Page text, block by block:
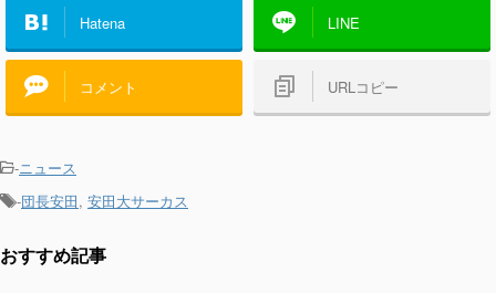
Hatena LINE
コメント URLコピー
-ニュース
-団長安田, 安田大サーカス
おすすめ記事